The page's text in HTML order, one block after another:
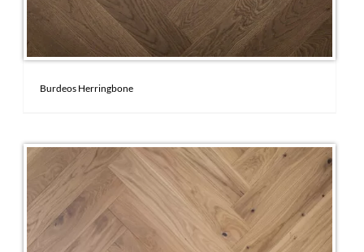
Burdeos Herringbone